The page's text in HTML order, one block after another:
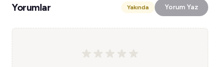
Yorumlar Yakında Yorum Yaz